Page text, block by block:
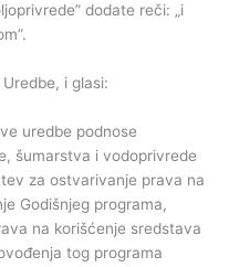
dodate reči: „i
i glasi:
uredbe podnose
šumarstva i vodoprivrede
za ostvarivanje prava na
Godišnjeg programa,
na korišćenje sredstava
tog programa